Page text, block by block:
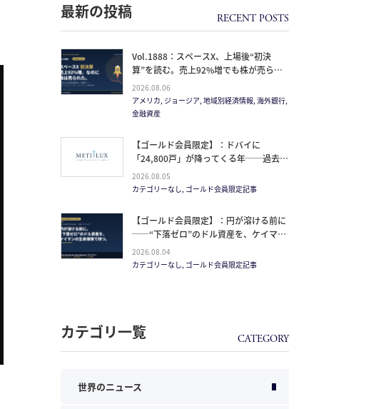
最新の投稿
Vol.1888：スペースX、上場後“初決
算”を読む。売上92%増でも株が売られ
た本当の理由と、1.5兆ドル企業の買い
方。
2026.08.06
アメリカ, ジョージア, 地域別経済情報, 海外銀行,
金融資産
【ゴールド会員限定】：ドバイに
「24,800戸」が降ってくる年──過去
20年で最大の引き渡しラッシュと、ミサ
イルが崩した“安全神話”。2027年の供給
2026.08.05
カテゴリーなし, ゴールド会員限定記事
【ゴールド会員限定】：円が溶ける前に
──“下落ゼロ”のドル資産を、ケイマン
の生命保険で持つ。
2026.08.04
カテゴリーなし, ゴールド会員限定記事
カテゴリ一覧
世界のニュース